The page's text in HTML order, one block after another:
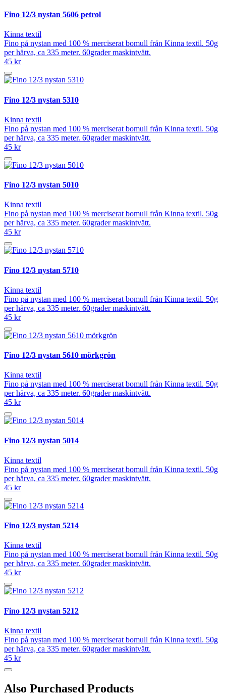
Fino 12/3 nystan 5606 petrol
Kinna textil
Fino på nystan med 100 % merciserat bomull från Kinna textil. 50g
per härva, ca 335 meter. 60grader maskintvätt.
45 kr
Fino 12/3 nystan 5310
Kinna textil
Fino på nystan med 100 % merciserat bomull från Kinna textil. 50g
per härva, ca 335 meter. 60grader maskintvätt.
45 kr
Fino 12/3 nystan 5010
Kinna textil
Fino på nystan med 100 % merciserat bomull från Kinna textil. 50g
per härva, ca 335 meter. 60grader maskintvätt.
45 kr
Fino 12/3 nystan 5710
Kinna textil
Fino på nystan med 100 % merciserat bomull från Kinna textil. 50g
per härva, ca 335 meter. 60grader maskintvätt.
45 kr
Fino 12/3 nystan 5610 mörkgrön
Kinna textil
Fino på nystan med 100 % merciserat bomull från Kinna textil. 50g
per härva, ca 335 meter. 60grader maskintvätt.
45 kr
Fino 12/3 nystan 5014
Kinna textil
Fino på nystan med 100 % merciserat bomull från Kinna textil. 50g
per härva, ca 335 meter. 60grader maskintvätt.
45 kr
Fino 12/3 nystan 5214
Kinna textil
Fino på nystan med 100 % merciserat bomull från Kinna textil. 50g
per härva, ca 335 meter. 60grader maskintvätt.
45 kr
Fino 12/3 nystan 5212
Kinna textil
Fino på nystan med 100 % merciserat bomull från Kinna textil. 50g
per härva, ca 335 meter. 60grader maskintvätt.
45 kr
Also Purchased Products